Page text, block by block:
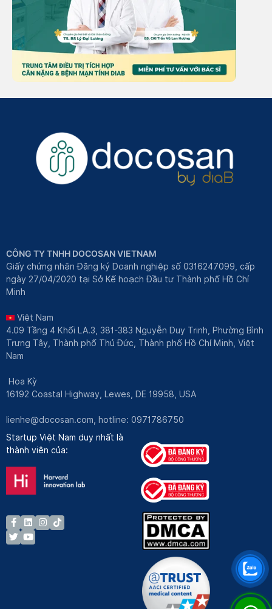
CÔNG TY TNHH DOCOSAN VIETNAM
Giấy chứng nhận Đăng ký Doanh nghiệp số 0316247099, cấp
ngày 27/04/2020 tại Sở Kế hoạch Đầu tư Thành phố Hồ Chí
Minh
Việt Nam
4.09 Tầng 4 Khối LA.3, 381-383 Nguyễn Duy Trinh, Phường Bình
Trưng Tây, Thành phố Thủ Đức, Thành phố Hồ Chí Minh, Việt
Nam
Hoa Kỳ
16192 Coastal Highway, Lewes, DE 19958, USA
lienhe@docosan.com, hotline: 0971786750
Startup Việt Nam duy nhất là
thành viên của: